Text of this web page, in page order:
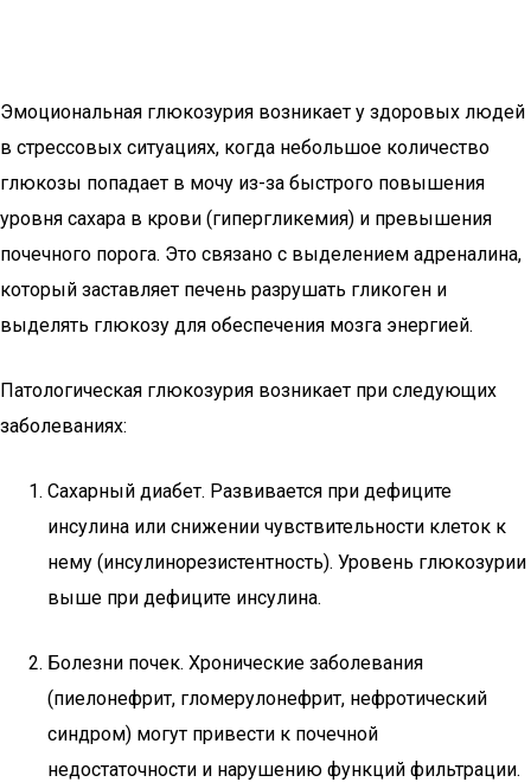
Эмоциональная глюкозурия возникает у здоровых людей
в стрессовых ситуациях, когда небольшое количество
глюкозы попадает в мочу из-за быстрого повышения
уровня сахара в крови (гипергликемия) и превышения
почечного порога. Это связано с выделением адреналина,
который заставляет печень разрушать гликоген и
выделять глюкозу для обеспечения мозга энергией.
Патологическая глюкозурия возникает при следующих
заболеваниях:
Сахарный диабет. Развивается при дефиците
инсулина или снижении чувствительности клеток к
нему (инсулинорезистентность). Уровень глюкозурии
выше при дефиците инсулина.
Болезни почек. Хронические заболевания
(пиелонефрит, гломерулонефрит, нефротический
синдром) могут привести к почечной
недостаточности и нарушению функций фильтрации.